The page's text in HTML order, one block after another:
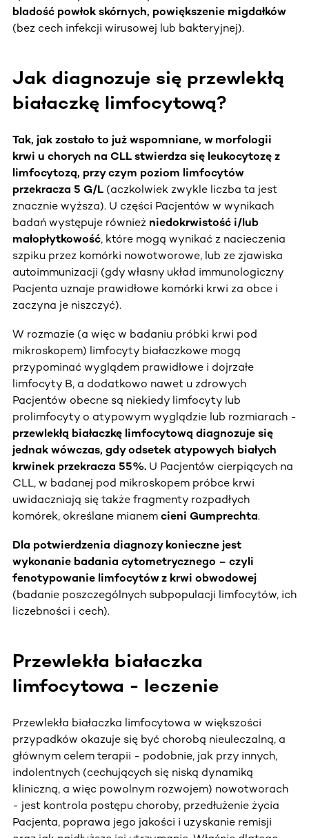
bladość powłok skórnych, powiększenie migdałków
(bez cech infekcji wirusowej lub bakteryjnej).
Jak diagnozuje się przewlekłą
białaczkę limfocytową?
Tak, jak zostało to już wspomniane, w morfologii
krwi u chorych na CLL stwierdza się leukocytozę z
limfocytozą, przy czym poziom limfocytów
przekracza 5 G/L (aczkolwiek zwykle liczba ta jest
znacznie wyższa). U części Pacjentów w wynikach
badań występuje również niedokrwistość i/lub
małopłytkowość, które mogą wynikać z nacieczenia
szpiku przez komórki nowotworowe, lub ze zjawiska
autoimmunizacji (gdy własny układ immunologiczny
Pacjenta uznaje prawidłowe komórki krwi za obce i
zaczyna je niszczyć).
W rozmazie (a więc w badaniu próbki krwi pod
mikroskopem) limfocyty białaczkowe mogą
przypominać wyglądem prawidłowe i dojrzałe
limfocyty B, a dodatkowo nawet u zdrowych
Pacjentów obecne są niekiedy limfocyty lub
prolimfocyty o atypowym wyglądzie lub rozmiarach -
przewlekłą białaczkę limfocytową diagnozuje się
jednak wówczas, gdy odsetek atypowych białych
krwinek przekracza 55%. U Pacjentów cierpiących na
CLL, w badanej pod mikroskopem próbce krwi
uwidaczniają się także fragmenty rozpadłych
komórek, określane mianem cieni Gumprechta.
Dla potwierdzenia diagnozy konieczne jest
wykonanie badania cytometrycznego – czyli
fenotypowanie limfocytów z krwi obwodowej
(badanie poszczególnych subpopulacji limfocytów, ich
liczebności i cech).
Przewlekła białaczka
limfocytowa - leczenie
Przewlekła białaczka limfocytowa w większości
przypadków okazuje się być chorobą nieuleczalną, a
głównym celem terapii - podobnie, jak przy innych,
indolentnych (cechujących się niską dynamiką
kliniczną, a więc powolnym rozwojem) nowotworach
- jest kontrola postępu choroby, przedłużenie życia
Pacjenta, poprawa jego jakości i uzyskanie remisji